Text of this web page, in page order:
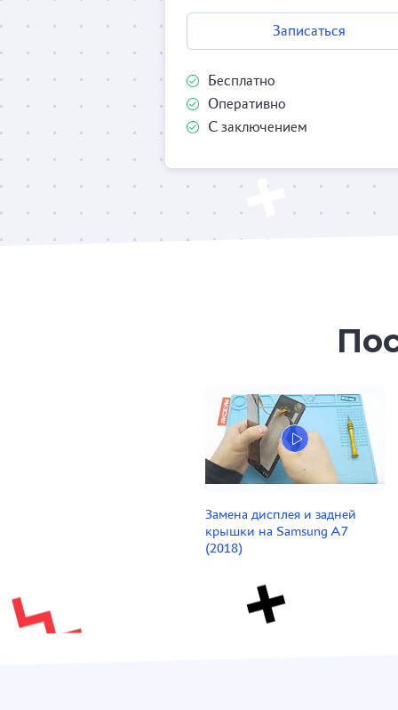
Записаться
Бесплатно
Оперативно
С заключением
Замена дисплея и задней
крышки на Samsung A7
(2018)